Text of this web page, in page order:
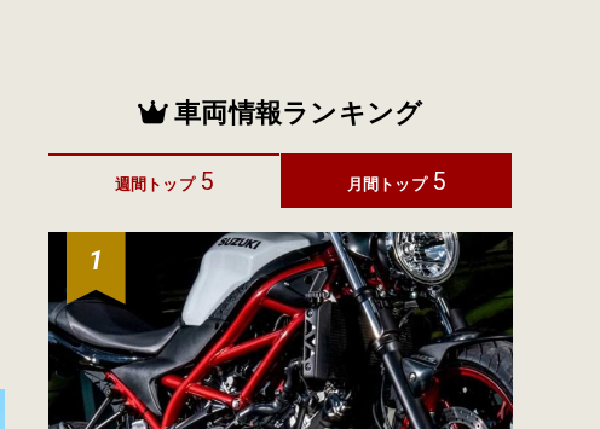
車両情報ランキング
週間トップ 5 月間トップ 5